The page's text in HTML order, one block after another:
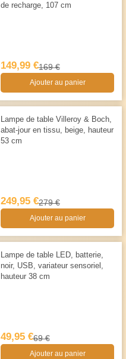
de recharge, 107 cm
149,99 €169 €
Ajouter au panier
Lampe de table Villeroy & Boch,
abat-jour en tissu, beige, hauteur
53 cm
249,95 €279 €
Ajouter au panier
Lampe de table LED, batterie,
noir, USB, variateur sensoriel,
hauteur 38 cm
49,95 €69 €
Ajouter au panier